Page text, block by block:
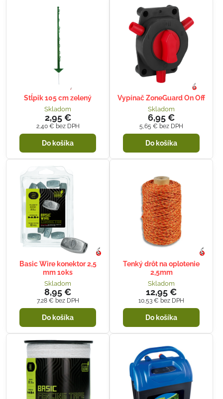
Stĺpik 105 cm zelený
Skladom
2,95 €
2,40 € bez DPH
Do košíka
Vypínač ZoneGuard On Off
Skladom
6,95 €
5,65 € bez DPH
Do košíka
Basic Wire konektor 2,5
mm 10ks
Skladom
8,95 €
7,28 € bez DPH
Do košíka
Tenký drôt na oplotenie
2,5mm
Skladom
12,95 €
10,53 € bez DPH
Do košíka